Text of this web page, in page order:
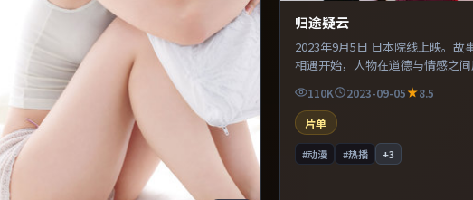
归途疑云
2023年9月5日 日本院线上映。故
相遇开始，人物在道德与情感之
美术与服化道还原年代氛围，为
可信支撑。适合喜欢现实主义题
绪后劲较足。
110K 2023-09-05
8.5
片单
#动漫 #热播 +3